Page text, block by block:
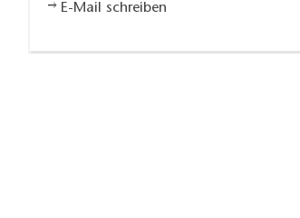
E-Mail schreiben